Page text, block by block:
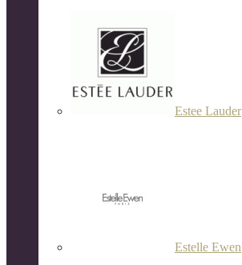
Estee Lauder
Estelle Ewen